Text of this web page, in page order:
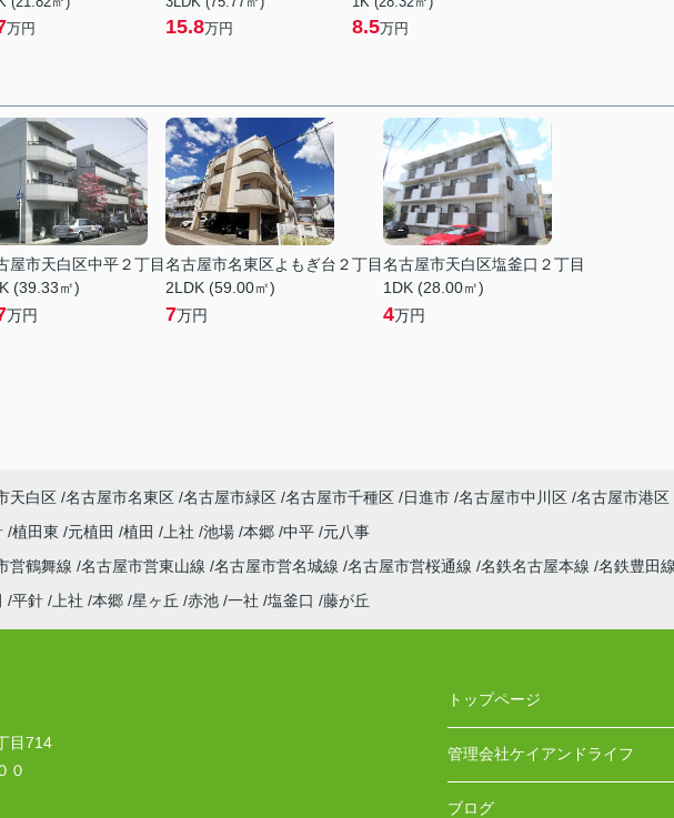
万円 15.8万円 8.5万円
屋市天白区中平２丁目
(39.33㎡)
万円
名古屋市名東区よもぎ台２丁目
2LDK (59.00㎡)
7万円
名古屋市天白区塩釜口２丁目
1DK (28.00㎡)
4万円
天白区 名古屋市名東区 名古屋市緑区 名古屋市千種区 日進市 名古屋市中川区 名古屋市港区
植田東 元植田 植田 上社 池場 本郷 中平 元八事
営鶴舞線 名古屋市営東山線 名古屋市営名城線 名古屋市営桜通線 名鉄名古屋本線 名鉄豊田
平針 上社 本郷 星ヶ丘 赤池 一社 塩釜口 藤が丘
目714
０
トップページ
管理会社ケイアンドライフ
ブログ